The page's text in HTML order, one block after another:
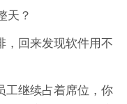
天？
，回来发现软件用不
工继续占着席位，你